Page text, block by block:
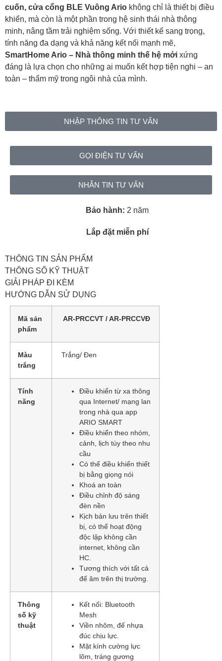
cuốn, cửa cổng BLE Vuông Ario không chỉ là thiết bị điều
khiển, mà còn là một phần trong hệ sinh thái nhà thông
minh, nâng tầm trải nghiệm sống. Với thiết kế sang trọng,
tính năng đa dạng và khả năng kết nối mạnh mẽ,
SmartHome Ario – Nhà thông minh thế hệ mới xứng
đáng là lựa chọn cho những ai muốn kết hợp tiện nghi – an
toàn – thẩm mỹ trong ngôi nhà của mình.
NHẬP THÔNG TIN TƯ VẤN
GỌI ĐIỆN TƯ VẤN
NHẮN TIN TƯ VẤN
Bảo hành: 2 năm
Lắp đặt miễn phí
THÔNG TIN SẢN PHẨM
THÔNG SỐ KỸ THUẬT
GIẢI PHÁP ĐI KÈM
HƯỚNG DẪN SỬ DỤNG
Mã sản
phẩm
AR-PRCCVT / AR-PRCCVĐ
Màu
trắng
Trắng/ Đen
Tính
năng
Điều khiển từ xa thông
qua Internet/ mạng lan
trong nhà qua app
ARIO SMART
Điều khiển theo nhóm,
cảnh, lịch tùy theo nhu
cầu
Có thể điều khiển thiết
bị bằng giọng nói
Khoá an toàn
Điều chỉnh độ sáng
đèn nền
Kịch bản lưu trên thiết
bị, có thể hoạt động
độc lập không cần
internet, không cần
HC.
Tương thích với tất cả
đế âm trên thị trường.
Thông
số kỹ
thuật
Kết nối: Bluetooth
Mesh
Viền nhôm, đế nhựa
đúc chịu lực.
Mặt kính cường lực
lõm, tráng gương